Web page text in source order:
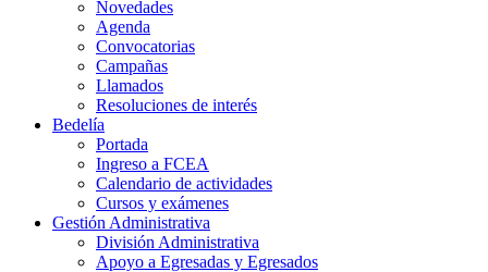
Novedades
Agenda
Convocatorias
Campañas
Llamados
Resoluciones de interés
Bedelía
Portada
Ingreso a FCEA
Calendario de actividades
Cursos y exámenes
Gestión Administrativa
División Administrativa
Apoyo a Egresadas y Egresados